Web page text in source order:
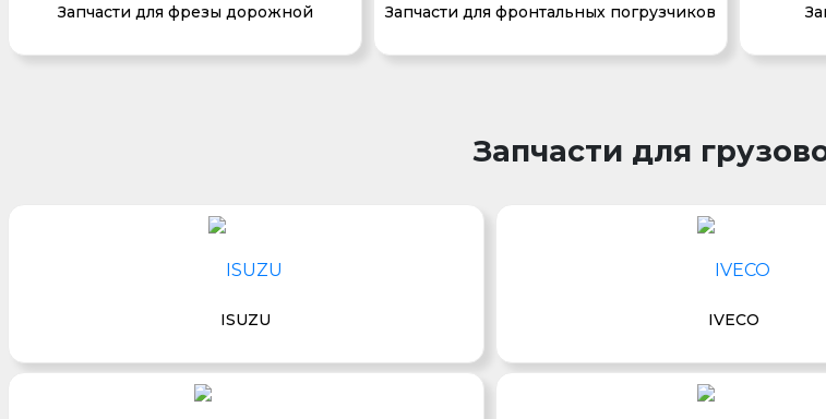
Запчасти для фрезы дорожной Запчасти для фронтальных погрузчиков
Запчасти для
ISUZU IVECO